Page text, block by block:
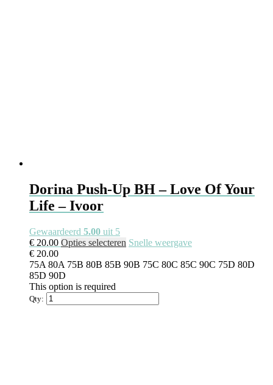
Dorina Push-Up BH – Love Of Your
Life – Ivoor
Gewaardeerd 5.00 uit 5
€ 20.00 Opties selecteren Snelle weergave
€ 20.00
75A 80A 75B 80B 85B 90B 75C 80C 85C 90C 75D 80D
85D 90D
This option is required
Qty: